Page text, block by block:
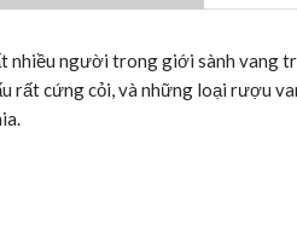
nhiều người trong giới sành vang
rất cứng cỏi, và những loại rượu